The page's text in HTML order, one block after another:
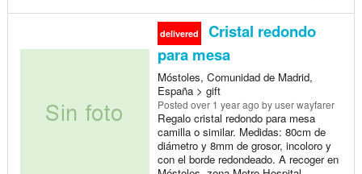
delivered
Cristal redondo
para mesa
Móstoles, Comunidad de Madrid,
España > gift
Posted over 1 year ago by user wayfarer
Regalo cristal redondo para mesa
camilla o similar. Medidas: 80cm de
diámetro y 8mm de grosor, incoloro y
con el borde redondeado. A recoger en